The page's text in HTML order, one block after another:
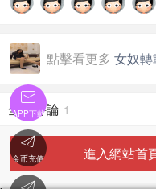
點擊看更多 女奴轉
全部評論 1
進入網站首

APP下載

金币充值